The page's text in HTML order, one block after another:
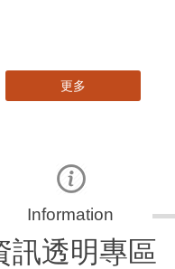
更多
訊透明專區